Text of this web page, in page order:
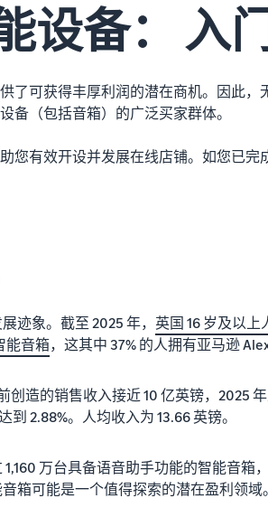
设备： 入
了可获得丰厚利润的潜在商机。因此
备（包括音箱）的广泛买家群体。
您有效开设并发展在线店铺。如您已
迹象。截至 2025 年， 英国 16 岁及以上
能音箱，这其中 37% 的人拥有亚马逊
创造的销售收入接近 10 亿英镑，2025
到 2.88%。人均收入为 13.66 英镑。
万台具备语音助手功能的智能音箱
箱可能是一个值得探索的潜在盈利领域。